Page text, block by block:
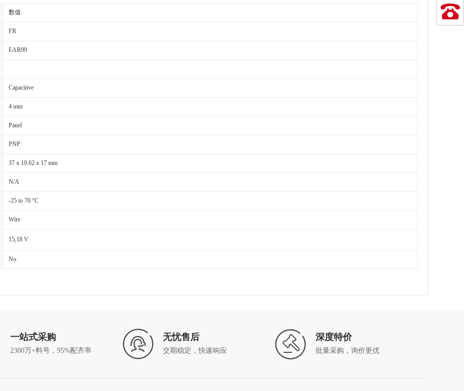
数值
FR
EAR99
Capacitive
4 mm
Panel
PNP
37 x 19.62 x 17 mm
N/A
-25 to 70 °C
Wire
15,18 V
No
一站式采购
2300万+料号，95%配齐率
无忧售后
交期稳定，快速响应
深度特价
批量采购，询价更优